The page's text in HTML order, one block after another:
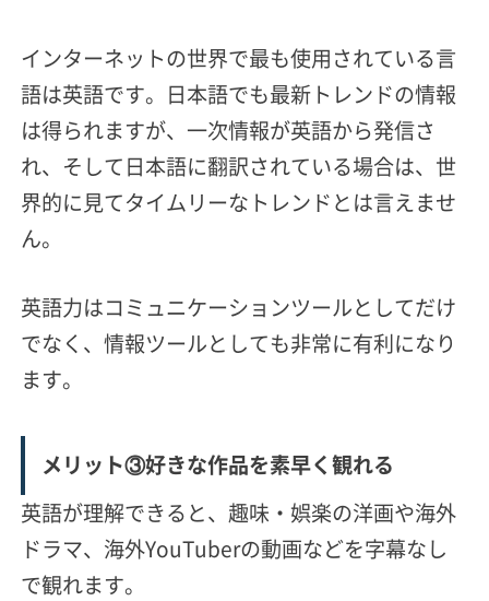
インターネットの世界で最も使用されている言
語は英語です。日本語でも最新トレンドの情報
は得られますが、一次情報が英語から発信さ
れ、そして日本語に翻訳されている場合は、世
界的に見てタイムリーなトレンドとは言えませ
ん。
英語力はコミュニケーションツールとしてだけ
でなく、情報ツールとしても非常に有利になり
ます。
メリット③好きな作品を素早く観れる
英語が理解できると、趣味・娯楽の洋画や海外
ドラマ、海外YouTuberの動画などを字幕なし
で観れます。